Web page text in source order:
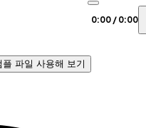
0:00/ 0:00
플 파일 사용해 보기